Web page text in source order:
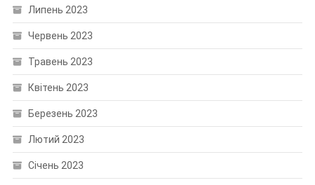
Липень 2023
Червень 2023
Травень 2023
Квітень 2023
Березень 2023
Лютий 2023
Січень 2023